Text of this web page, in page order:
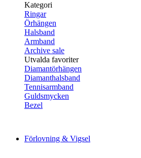
Kategori
Ringar
Örhängen
Halsband
Armband
Archive sale
Utvalda favoriter
Diamantörhängen
Diamanthalsband
Tennisarmband
Guldsmycken
Bezel
Förlovning & Vigsel